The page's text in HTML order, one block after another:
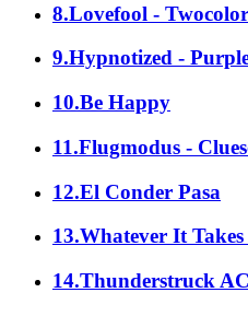
8.Lovefool -
9.Hypnotized -
10.Be Happy
11.Flugmodus -
12.El Conder Pasa
13.Whatever It
14.Thunderstruck